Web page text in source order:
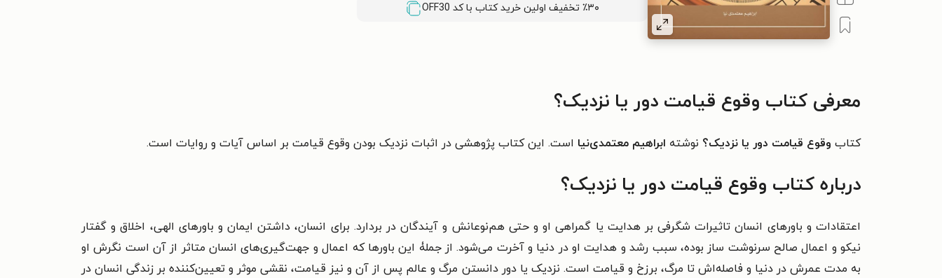
٪۳۰ تخفیف اولین خرید کتاب با کد
OFF30
معرفی کتاب وقوع قیامت دور یا نزدیک؟
کتاب وقوع قیامت دور یا نزدیک؟ نوشته ابراهیم معتمدی‌نیا است. این کتاب پژوهشی در اثبات نزدیک بودن وقوع قیامت بر اساس آیات و روایات است.
درباره کتاب وقوع قیامت دور یا نزدیک؟
اعتقادات و باورهای انسان تاثیرات شگرفی بر هدایت یا گمراهی او و حتی هم‌نوعانش و آیندگان در بردارد. برای انسان، داشتن ایمان و باورهای الهی، اخلاق و گفتار
نیکو و اعمال صالح سرنوشت ساز بوده، سبب رشد و هدایت او در دنیا و آخرت می‌شود. از جملۀ این باورها که اعمال و جهت‌گیری‌های انسان متاثر از آن است نگرش او
به مدت عمرش در دنیا و فاصله‌اش تا مرگ، برزخ و قیامت است. نزدیک یا دور دانستن مرگ و عالم پس از آن و نیز قیامت، نقشی موثر و تعیین‌کننده بر زندگی انسان در